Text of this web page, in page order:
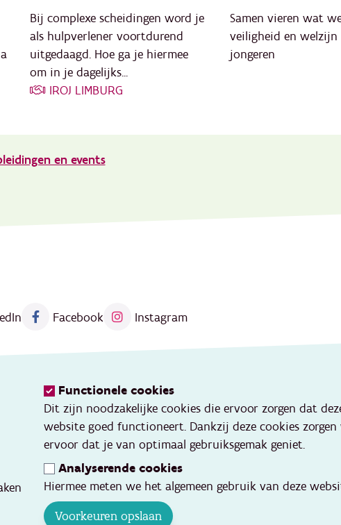
Functionele cookies
Dit zijn noodzakelijke cookies die ervoor zorgen dat
website goed functioneert. Dankzij deze cookies zorgen
ervoor dat je van optimaal gebruiksgemak geniet.
Analyserende cookies
Hiermee meten we het algemeen gebruik van deze
Voorkeuren opslaan
Bij complexe scheidingen word je
als hulpverlener voortdurend
uitgedaagd. Hoe ga je hiermee
om in je dagelijks...
IROJ LIMBURG
Samen vieren wat
veiligheid en welzijn
jongeren
en events
Facebook Instagram
Kennis
Thema's
Opleidingen en events
Databank kwaliteitsvolle praktijken
Cijfers en onderzoek
Onze websites
Portaal lokale
Portaal jeugdhulp
Kind en Gezin
OverKop